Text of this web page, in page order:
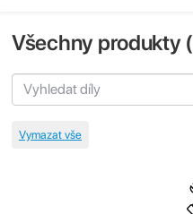
Všechny produkty (